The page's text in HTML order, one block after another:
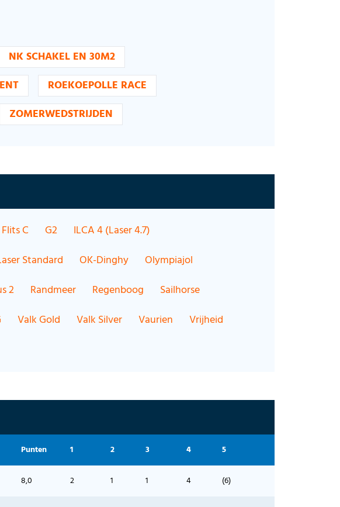
NK SCHAKEL EN 30M2
ROEKOEPOLLE RACE
ZOMERWEDSTRIJDEN
Flits C G2
ILCA 4 (Laser 4.7)
Standard OK-Dinghy
Olympiajol
2 Randmeer Regenboog
Sailhorse
Valk Gold Valk Silver Vaurien
Vrijheid
Punten 1 2 3 4 5
8,0 2 1 1 4 (6)